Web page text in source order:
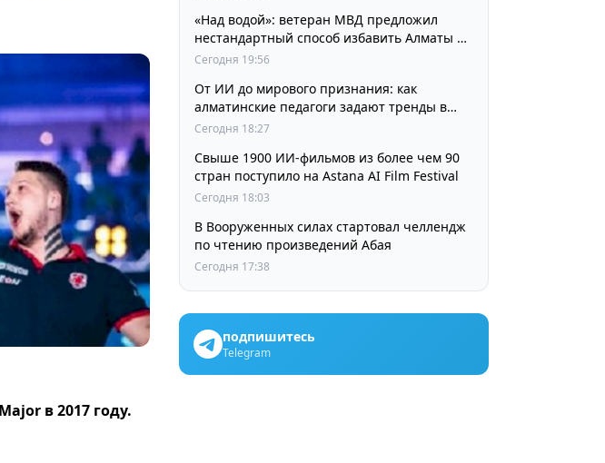
в 2017 году.
«Над водой»: ветеран МВД предложил
нестандартный способ избавить Алматы от
пробок и смога
Сегодня 19:56
От ИИ до мирового признания: как
алматинские педагоги задают тренды в
изучении языков
Сегодня 18:27
Свыше 1900 ИИ-фильмов из более чем 90
стран поступило на Astana AI Film Festival
Сегодня 18:03
В Вооруженных силах стартовал челлендж
по чтению произведений Абая
Сегодня 17:38
подпишитесь
Telegram